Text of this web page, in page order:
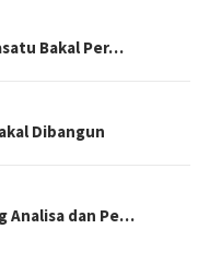
Bakal Per…
Dibangun
Analisa dan Pe…